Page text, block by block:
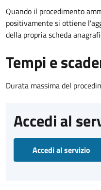
Quando il procedimento
positivamente si ottiene
della propria scheda
Tempi e
Durata massima del
Accedi al
Accedi al servizio